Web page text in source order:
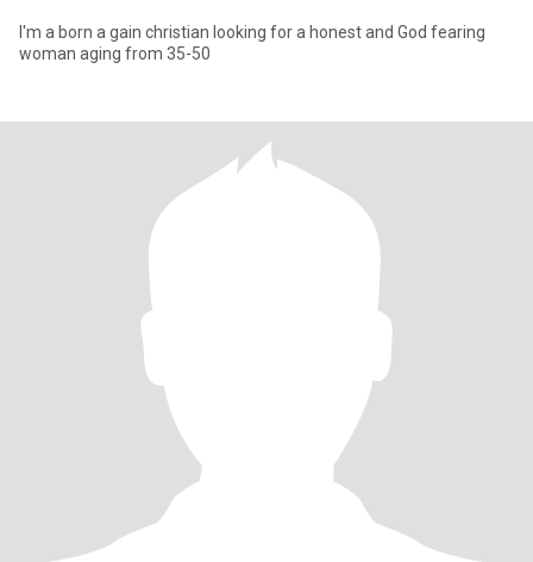
I'm a born a gain christian looking for a honest and God fearing
woman aging from 35-50